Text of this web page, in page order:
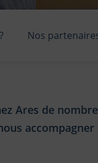
Nos
Ares de